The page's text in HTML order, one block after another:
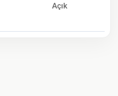
Açık